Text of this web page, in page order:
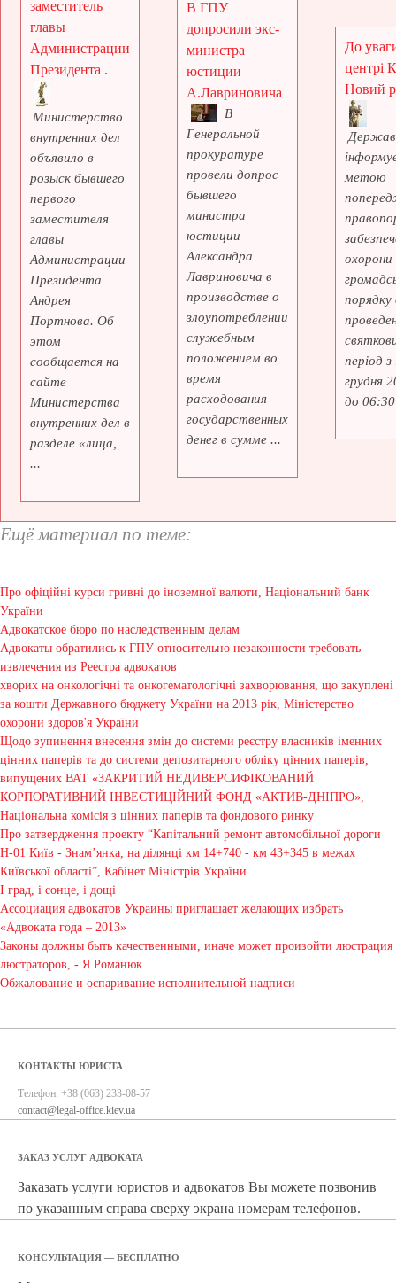
заместитель
главы
Администрации
Президента .
Министерство
внутренних дел
объявило в
розыск бывшего
первого
заместителя
главы
Администрации
Президента
Андрея
Портнова. Об
этом
сообщается на
сайте
Министерства
внутренних дел в
разделе «лица,
...
В ГПУ
допросили экс-
министра
юстиции
А.Лавриновича
В
Генеральной
прокуратуре
провели допрос
бывшего
министра
юстиции
Александра
Лавриновича в
производстве о
злоупотреблении
служебным
положением во
время
расходования
государственных
денег в сумме ...
До
центрі
Новий
метою
охорони
порядку
період
грудня
до
Ещё материал по теме:
Про офіційні курси гривні до іноземної валюти, Національний банк
України
Адвокатское бюро по наследственным делам
Адвокаты обратились к ГПУ относительно незаконности требовать
извлечения из Реестра адвокатов
хворих на онкологічні та онкогематологічні захворювання, що закуплені
за кошти Державного бюджету України на 2013 рік, Міністерство
охорони здоров'я України
Щодо зупинення внесення змін до системи реєстру власників іменних
цінних паперів та до системи депозитарного обліку цінних паперів,
випущених ВАТ «ЗАКРИТИЙ НЕДИВЕРСИФІКОВАНИЙ
КОРПОРАТИВНИЙ ІНВЕСТИЦІЙНИЙ ФОНД «АКТИВ-ДНІПРО»,
Національна комісія з цінних паперів та фондового ринку
Про затвердження проекту “Капітальний ремонт автомобільної дороги
Н-01 Київ - Знам’янка, на ділянці км 14+740 - км 43+345 в межах
Київської області”, Кабінет Міністрів України
І град, і сонце, і дощі
Ассоциация адвокатов Украины приглашает желающих избрать
«Адвоката года – 2013»
Законы должны быть качественными, иначе может произойти люстрация
люстраторов, - Я.Романюк
Обжалование и оспаривание исполнительной надписи
КОНТАКТЫ ЮРИСТА
Телефон: +38 (063) 233-08-57
contact@legal-office.kiev.ua
ЗАКАЗ УСЛУГ АДВОКАТА
Заказать услуги юристов и адвокатов Вы можете позвонив
по указанным справа сверху экрана номерам телефонов.
КОНСУЛЬТАЦИЯ — БЕСПЛАТНО